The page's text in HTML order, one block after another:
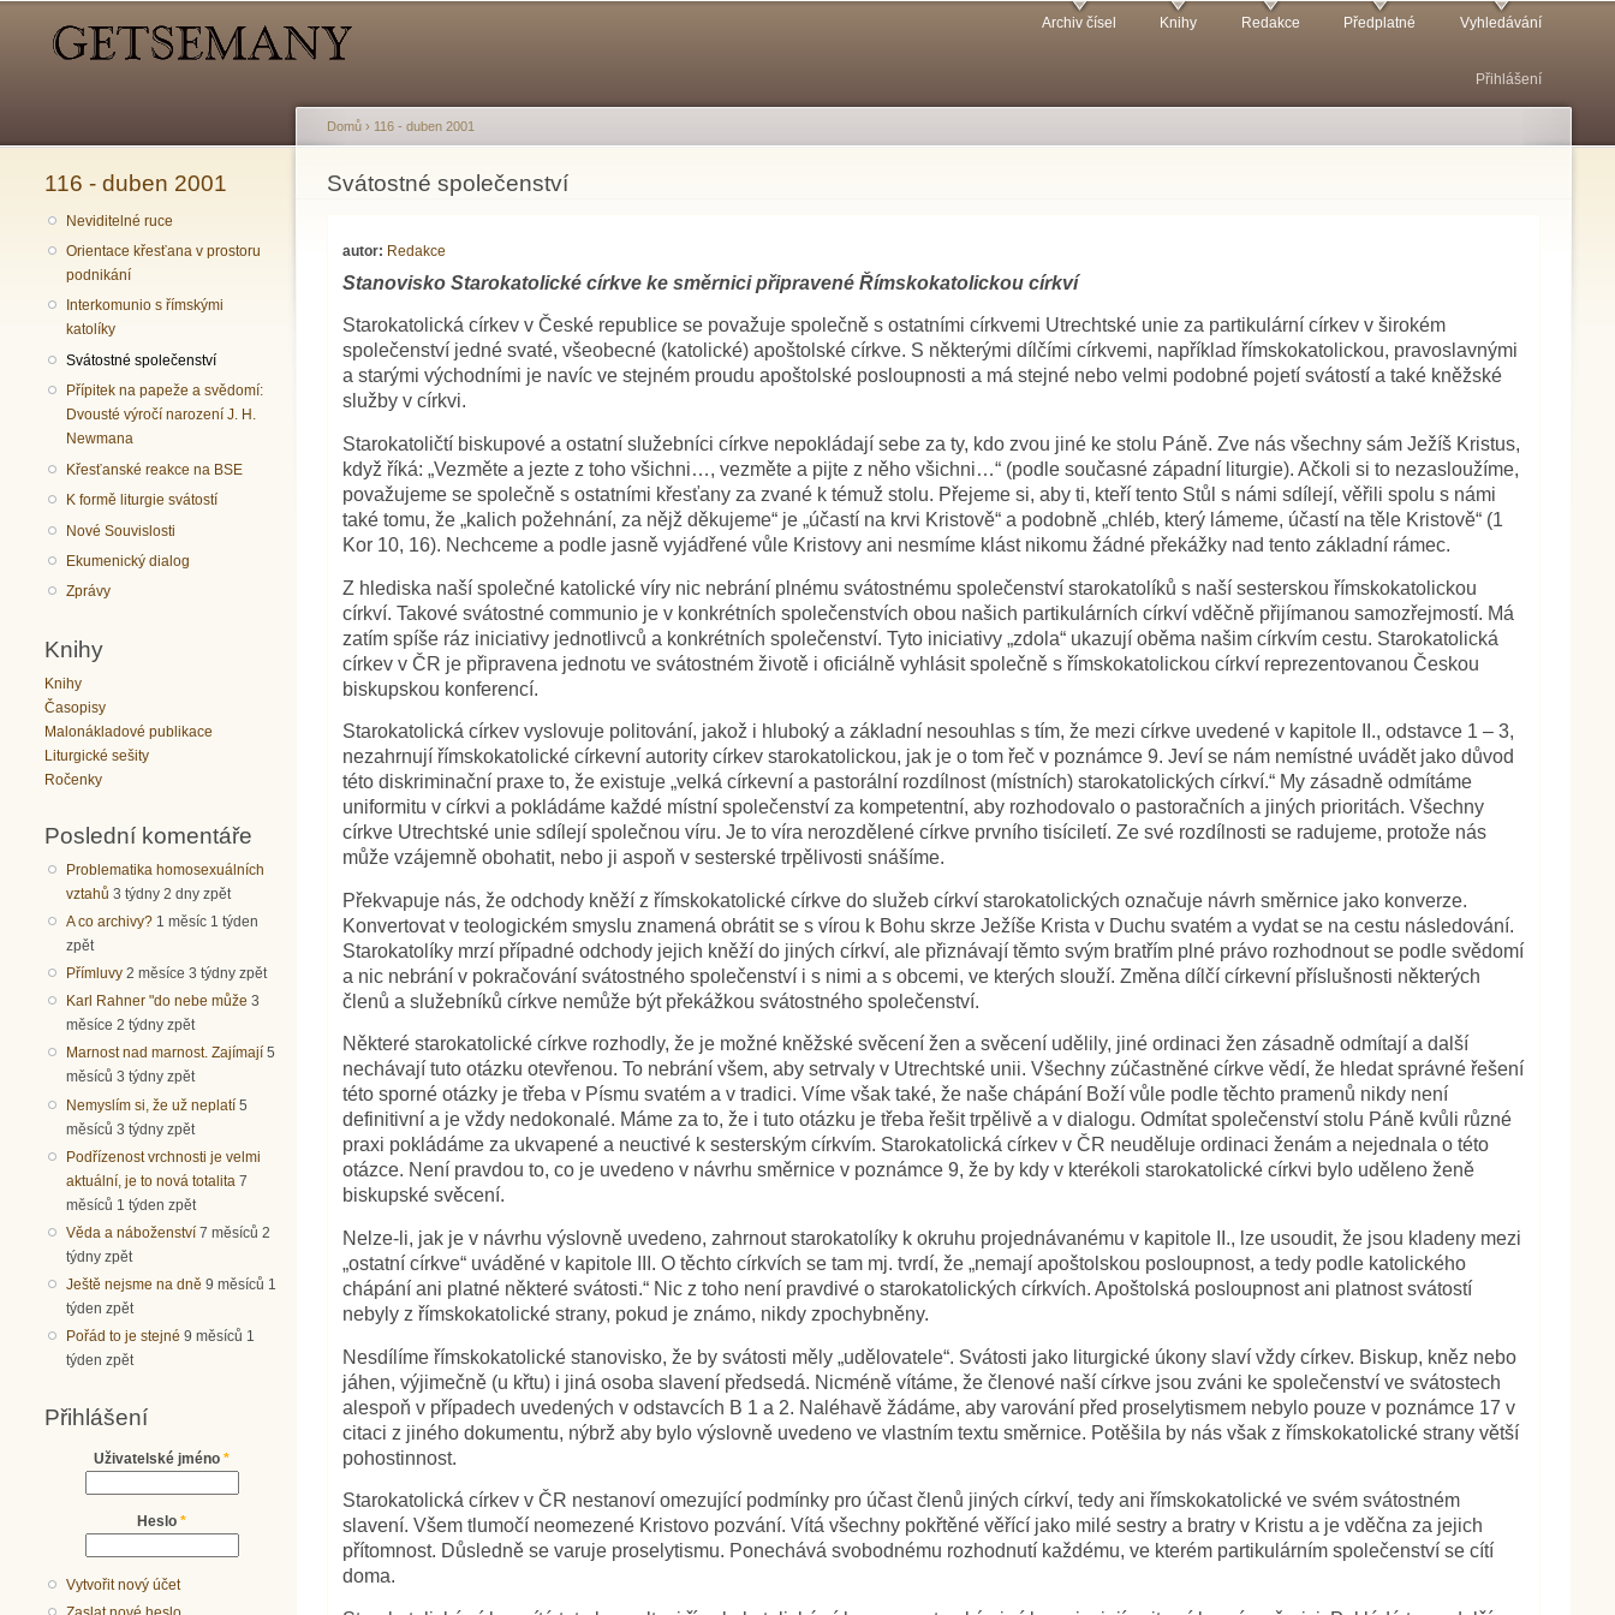
Archiv čísel Knihy Redakce Předplatné Vyhledávání
Přihlášení
116 - duben 2001
Neviditelné ruce
Orientace křesťana v prostoru
podnikání
Interkomunio s římskými
katolíky
Svátostné společenství
Přípitek na papeže a svědomí:
Dvousté výročí narození J. H.
Newmana
Křesťanské reakce na BSE
K formě liturgie svátostí
Nové Souvislosti
Ekumenický dialog
Zprávy
Knihy
Knihy
Časopisy
Malonákladové publikace
Liturgické sešity
Ročenky
Poslední komentáře
Problematika homosexuálních
vztahů 3 týdny 2 dny zpět
A co archivy? 1 měsíc 1 týden
zpět
Přímluvy 2 měsíce 3 týdny zpět
Karl Rahner "do nebe může 3
měsíce 2 týdny zpět
Marnost nad marnost. Zajímají 5
měsíců 3 týdny zpět
Nemyslím si, že už neplatí 5
měsíců 3 týdny zpět
Podřízenost vrchnosti je velmi
aktuální, je to nová totalita 7
měsíců 1 týden zpět
Věda a náboženství 7 měsíců 2
týdny zpět
Ještě nejsme na dně 9 měsíců 1
týden zpět
Pořád to je stejné 9 měsíců 1
týden zpět
Přihlášení
Uživatelské jméno *
Heslo *
Vytvořit nový účet
Jste zde
Domů › 116 - duben 2001
Svátostné společenství
autor: Redakce
Stanovisko Starokatolické církve ke směrnici připravené Římskokatolickou církví
Starokatolická církev v České republice se považuje společně s ostatními církvemi Utrechtské unie za partikulární církev v širokém
společenství jedné svaté, všeobecné (katolické) apoštolské církve. S některými dílčími církvemi, například římskokatolickou, pravoslavnými
a starými východními je navíc ve stejném proudu apoštolské posloupnosti a má stejné nebo velmi podobné pojetí svátostí a také kněžské
služby v církvi.
Starokatoličtí biskupové a ostatní služebníci církve nepokládají sebe za ty, kdo zvou jiné ke stolu Páně. Zve nás všechny sám Ježíš Kristus,
když říká: „Vezměte a jezte z toho všichni…, vezměte a pijte z něho všichni…“ (podle současné západní liturgie). Ačkoli si to nezasloužíme,
považujeme se společně s ostatními křesťany za zvané k témuž stolu. Přejeme si, aby ti, kteří tento Stůl s námi sdílejí, věřili spolu s námi
také tomu, že „kalich požehnání, za nějž děkujeme“ je „účastí na krvi Kristově“ a podobně „chléb, který lámeme, účastí na těle Kristově“ (1
Kor 10, 16). Nechceme a podle jasně vyjádřené vůle Kristovy ani nesmíme klást nikomu žádné překážky nad tento základní rámec.
Z hlediska naší společné katolické víry nic nebrání plnému svátostnému společenství starokatolíků s naší sesterskou římskokatolickou
církví. Takové svátostné communio je v konkrétních společenstvích obou našich partikulárních církví vděčně přijímanou samozřejmostí. Má
zatím spíše ráz iniciativy jednotlivců a konkrétních společenství. Tyto iniciativy „zdola“ ukazují oběma našim církvím cestu. Starokatolická
církev v ČR je připravena jednotu ve svátostném životě i oficiálně vyhlásit společně s římskokatolickou církví reprezentovanou Českou
biskupskou konferencí.
Starokatolická církev vyslovuje politování, jakož i hluboký a základní nesouhlas s tím, že mezi církve uvedené v kapitole II., odstavce 1 – 3,
nezahrnují římskokatolické církevní autority církev starokatolickou, jak je o tom řeč v poznámce 9. Jeví se nám nemístné uvádět jako důvod
této diskriminační praxe to, že existuje „velká církevní a pastorální rozdílnost (místních) starokatolických církví.“ My zásadně odmítáme
uniformitu v církvi a pokládáme každé místní společenství za kompetentní, aby rozhodovalo o pastoračních a jiných prioritách. Všechny
církve Utrechtské unie sdílejí společnou víru. Je to víra nerozdělené církve prvního tisíciletí. Ze své rozdílnosti se radujeme, protože nás
může vzájemně obohatit, nebo ji aspoň v sesterské trpělivosti snášíme.
Překvapuje nás, že odchody kněží z římskokatolické církve do služeb církví starokatolických označuje návrh směrnice jako konverze.
Konvertovat v teologickém smyslu znamená obrátit se s vírou k Bohu skrze Ježíše Krista v Duchu svatém a vydat se na cestu následování.
Starokatolíky mrzí případné odchody jejich kněží do jiných církví, ale přiznávají těmto svým bratřím plné právo rozhodnout se podle svědomí
a nic nebrání v pokračování svátostného společenství i s nimi a s obcemi, ve kterých slouží. Změna dílčí církevní příslušnosti některých
členů a služebníků církve nemůže být překážkou svátostného společenství.
Některé starokatolické církve rozhodly, že je možné kněžské svěcení žen a svěcení udělily, jiné ordinaci žen zásadně odmítají a další
nechávají tuto otázku otevřenou. To nebrání všem, aby setrvaly v Utrechtské unii. Všechny zúčastněné církve vědí, že hledat správné řešení
této sporné otázky je třeba v Písmu svatém a v tradici. Víme však také, že naše chápání Boží vůle podle těchto pramenů nikdy není
definitivní a je vždy nedokonalé. Máme za to, že i tuto otázku je třeba řešit trpělivě a v dialogu. Odmítat společenství stolu Páně kvůli různé
praxi pokládáme za ukvapené a neuctivé k sesterským církvím. Starokatolická církev v ČR neuděluje ordinaci ženám a nejednala o této
otázce. Není pravdou to, co je uvedeno v návrhu směrnice v poznámce 9, že by kdy v kterékoli starokatolické církvi bylo uděleno ženě
biskupské svěcení.
Nelze-li, jak je v návrhu výslovně uvedeno, zahrnout starokatolíky k okruhu projednávanému v kapitole II., lze usoudit, že jsou kladeny mezi
„ostatní církve“ uváděné v kapitole III. O těchto církvích se tam mj. tvrdí, že „nemají apoštolskou posloupnost, a tedy podle katolického
chápání ani platné některé svátosti.“ Nic z toho není pravdivé o starokatolických církvích. Apoštolská posloupnost ani platnost svátostí
nebyly z římskokatolické strany, pokud je známo, nikdy zpochybněny.
Nesdílíme římskokatolické stanovisko, že by svátosti měly „udělovatele“. Svátosti jako liturgické úkony slaví vždy církev. Biskup, kněz nebo
jáhen, výjimečně (u křtu) i jiná osoba slavení předsedá. Nicméně vítáme, že členové naší církve jsou zváni ke společenství ve svátostech
alespoň v případech uvedených v odstavcích B 1 a 2. Naléhavě žádáme, aby varování před proselytismem nebylo pouze v poznámce 17 v
citaci z jiného dokumentu, nýbrž aby bylo výslovně uvedeno ve vlastním textu směrnice. Potěšila by nás však z římskokatolické strany větší
pohostinnost.
Starokatolická církev v ČR nestanoví omezující podmínky pro účast členů jiných církví, tedy ani římskokatolické ve svém svátostném
slavení. Všem tlumočí neomezené Kristovo pozvání. Vítá všechny pokřtěné věřící jako milé sestry a bratry v Kristu a je vděčna za jejich
přítomnost. Důsledně se varuje proselytismu. Ponechává svobodnému rozhodnutí každému, ve kterém partikulárním společenství se cítí
doma.